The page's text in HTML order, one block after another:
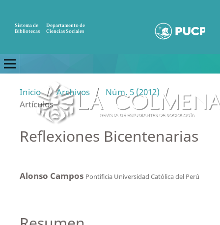
Sistema de
Bibliotecas
Departamento de
Ciencias Sociales
Inicio / Archivos / Núm. 5 (2012)
/
Artículos
Reflexiones Bicentenarias
Alonso Campos Pontificia Universidad Católica del Perú